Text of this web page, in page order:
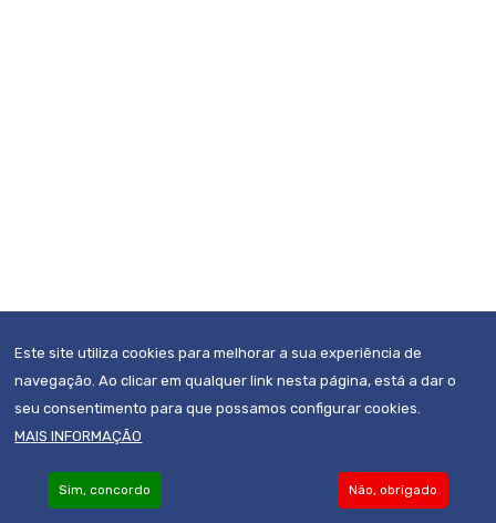
Este site utiliza cookies para melhorar a sua experiência de
navegação. Ao clicar em qualquer link nesta página, está a dar o
seu consentimento para que possamos configurar cookies.
MAIS INFORMAÇÃO
Não, obrigado
Sim, concordo